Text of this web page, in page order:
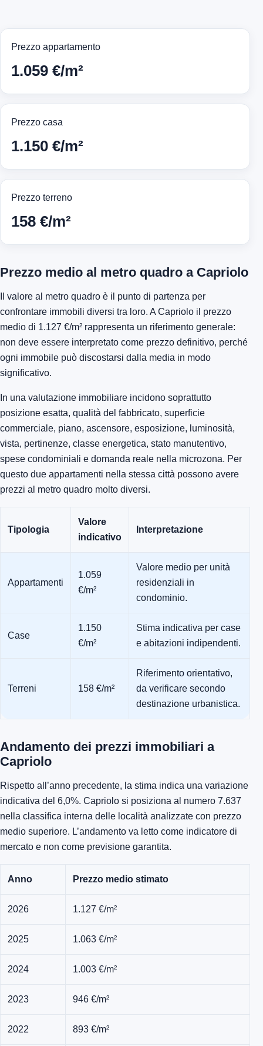
Prezzo appartamento
1.059 €/m²
Prezzo casa
1.150 €/m²
Prezzo terreno
158 €/m²
Prezzo medio al metro quadro a Capriolo
Il valore al metro quadro è il punto di partenza per
confrontare immobili diversi tra loro. A Capriolo il prezzo
medio di 1.127 €/m² rappresenta un riferimento generale:
non deve essere interpretato come prezzo definitivo, perché
ogni immobile può discostarsi dalla media in modo
significativo.
In una valutazione immobiliare incidono soprattutto
posizione esatta, qualità del fabbricato, superficie
commerciale, piano, ascensore, esposizione, luminosità,
vista, pertinenze, classe energetica, stato manutentivo,
spese condominiali e domanda reale nella microzona. Per
questo due appartamenti nella stessa città possono avere
prezzi al metro quadro molto diversi.
Tipologia
Valore
indicativo
Interpretazione
Appartamenti
1.059
€/m²
Valore medio per unità
residenziali in
condominio.
Case
1.150
€/m²
Stima indicativa per case
e abitazioni indipendenti.
Terreni 158 €/m²
Riferimento orientativo,
da verificare secondo
destinazione urbanistica.
Andamento dei prezzi immobiliari a
Capriolo
Rispetto all’anno precedente, la stima indica una variazione
indicativa del 6,0%. Capriolo si posiziona al numero 7.637
nella classifica interna delle località analizzate con prezzo
medio superiore. L’andamento va letto come indicatore di
mercato e non come previsione garantita.
Anno Prezzo medio stimato
2026 1.127 €/m²
2025 1.063 €/m²
2024 1.003 €/m²
2023 946 €/m²
2022 893 €/m²